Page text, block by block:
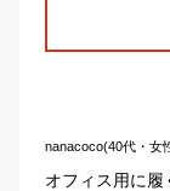
nanacoco(40代・女
オフィス用に履